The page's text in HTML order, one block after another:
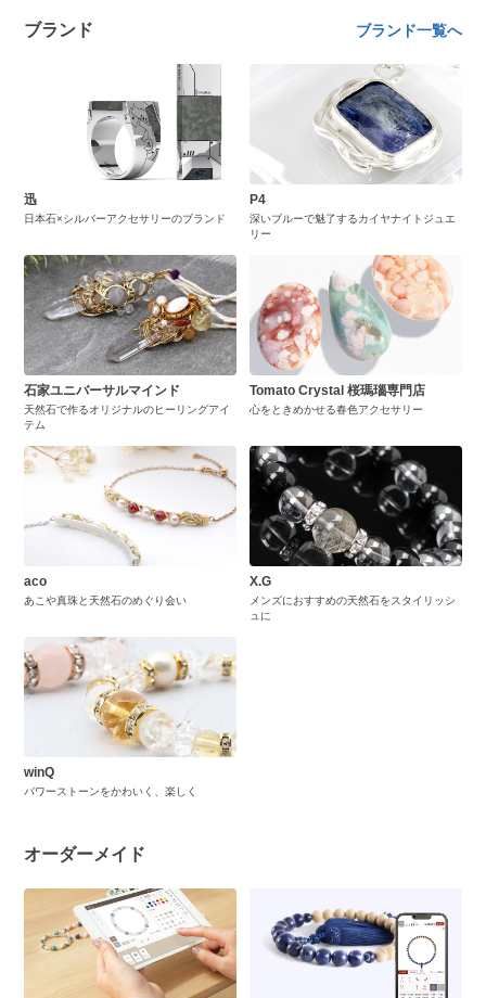
ブランド ブランド一覧へ
迅
日本石×シルバーアクセサリーのブランド
P4
深いブルーで魅了するカイヤナイトジュエ
リー
石家ユニバーサルマインド
天然石で作るオリジナルのヒーリングアイ
テム
Tomato Crystal 桜瑪瑙専門店
心をときめかせる春色アクセサリー
aco
あこや真珠と天然石のめぐり会い
X.G
メンズにおすすめの天然石をスタイリッシ
ュに
winQ
パワーストーンをかわいく、楽しく
オーダーメイド